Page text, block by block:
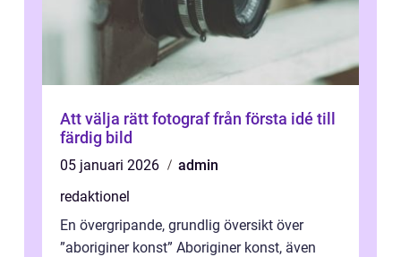
Att välja rätt fotograf från första idé till
färdig bild
05 januari 2026
admin
redaktionel
En övergripande, grundlig översikt över
”aboriginer konst” Aboriginer konst, även